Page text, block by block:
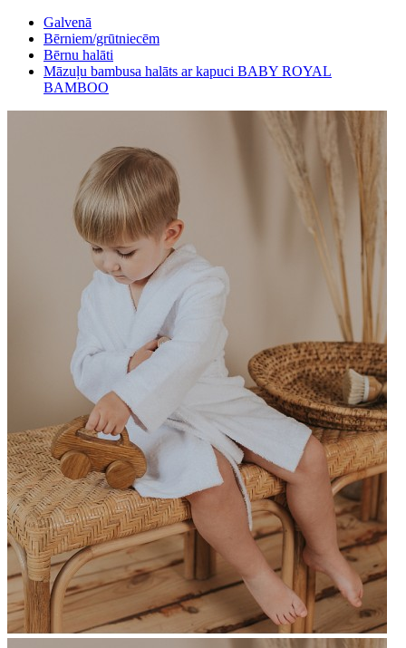
Galvenā
Bērniem/grūtniecēm
Bērnu halāti
Māzuļu bambusa halāts ar kapuci BABY ROYAL
BAMBOO